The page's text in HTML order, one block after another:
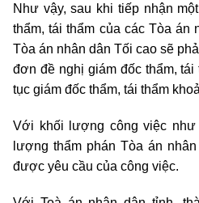
Như vậy, sau khi tiếp nhận
thẩm, tái thẩm của các Tòa án
Tòa án nhân dân Tối cao sẽ
đơn đề nghị giám đốc thẩm, tái
tục giám đốc thẩm, tái thẩm
Với khối lượng công việc như
lượng thẩm phán Tòa án
được yêu cầu của công việc.